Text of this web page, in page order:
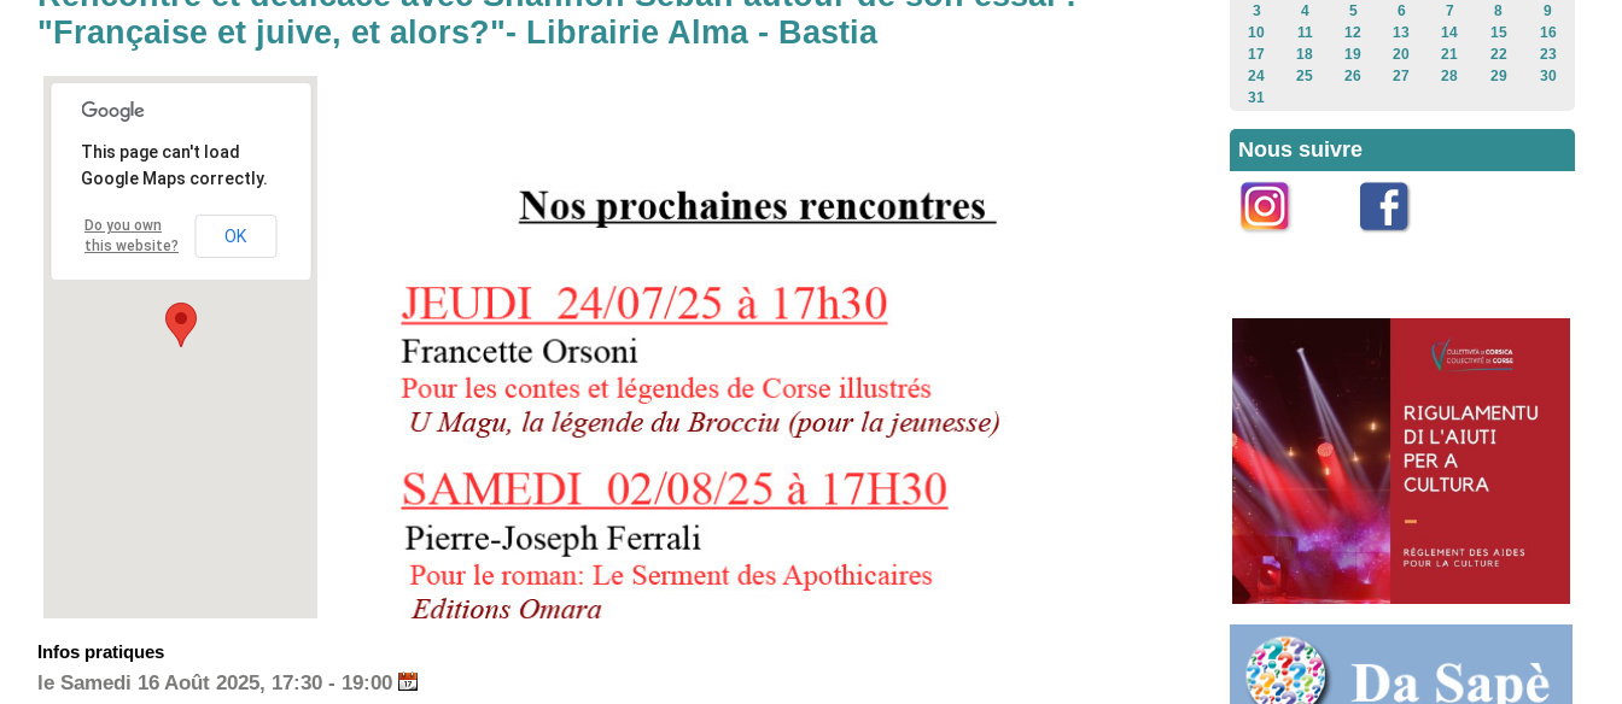
"Française et juive, et alors?"- Librairie Alma - Bastia
This page can't load
Google Maps correctly.
Do you own
this website?
OK
Infos pratiques
le Samedi 16 Août 2025, 17:30 - 19:00
3
4 5 6 7 8
9
10
11 12 13 14 15
16
17
18 19 20 21 22
23
24
25 26 27 28 29
30
31
Nous suivre